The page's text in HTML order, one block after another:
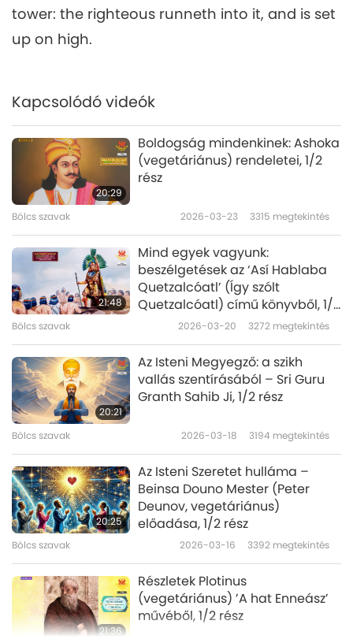
tower: the righteous runneth into it, and is set
up on high.
Kapcsolódó videók
20:29
Boldogság mindenkinek: Ashoka
(vegetáriánus) rendeletei, 1/2
rész
Bölcs szavak 2026-03-23 3315 megtekintés
21:48
Mind egyek vagyunk:
beszélgetések az ‘Así Hablaba
Quetzalcóatl’ (Így szólt
Quetzalcóatl) című könyvből, 1/2
Bölcs szavak 2026-03-20 3272 megtekintés
20:21
Az Isteni Megyegző: a szikh
vallás szentírásából – Sri Guru
Granth Sahib Ji, 1/2 rész
Bölcs szavak 2026-03-18 3194 megtekintés
20:25
Az Isteni Szeretet hulláma –
Beinsa Douno Mester (Peter
Deunov, vegetáriánus)
előadása, 1/2 rész
Bölcs szavak 2026-03-16 3392 megtekintés
21:36
Részletek Plotinus
(vegetáriánus) ’A hat Enneász’
művéből, 1/2 rész